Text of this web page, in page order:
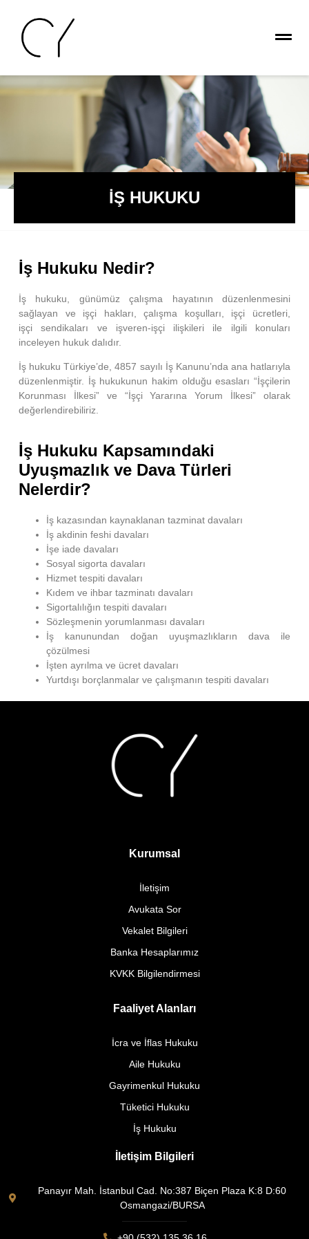
İŞ HUKUKU
İş Hukuku Nedir?
İş hukuku, günümüz çalışma hayatının düzenlenmesini
sağlayan ve işçi hakları, çalışma koşulları, işçi ücretleri,
işçi sendikaları ve işveren-işçi ilişkileri ile ilgili konuları
inceleyen hukuk dalıdır.
İş hukuku Türkiye’de, 4857 sayılı İş Kanunu’nda ana hatlarıyla
düzenlenmiştir. İş hukukunun hakim olduğu esasları “İşçilerin
Korunması İlkesi” ve “İşçi Yararına Yorum İlkesi” olarak
değerlendirebiliriz.
İş Hukuku Kapsamındaki
Uyuşmazlık ve Dava Türleri
Nelerdir?
İş kazasından kaynaklanan tazminat davaları
İş akdinin feshi davaları
İşe iade davaları
Sosyal sigorta davaları
Hizmet tespiti davaları
Kıdem ve ihbar tazminatı davaları
Sigortalılığın tespiti davaları
Sözleşmenin yorumlanması davaları
İş kanunundan doğan uyuşmazlıkların dava ile
çözülmesi
İşten ayrılma ve ücret davaları
Yurtdışı borçlanmalar ve çalışmanın tespiti davaları
Kurumsal
İletişim
Avukata Sor
Vekalet Bilgileri
Banka Hesaplarımız
KVKK Bilgilendirmesi
Faaliyet Alanları
İcra ve İflas Hukuku
Aile Hukuku
Gayrimenkul Hukuku
Tüketici Hukuku
İş Hukuku
İletişim Bilgileri
Panayır Mah. İstanbul Cad. No:387 Biçen Plaza K:8 D:60
Osmangazi/BURSA